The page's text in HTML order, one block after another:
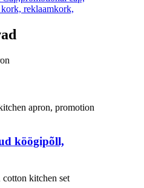
reklaamkork,
köögipõll,